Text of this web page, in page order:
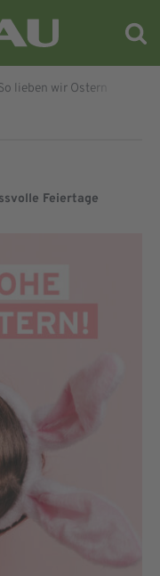
lieben wir Ostern
Feiertage